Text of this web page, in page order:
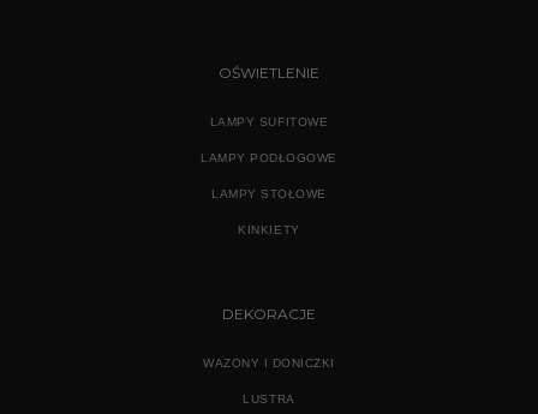
OŚWIETLENIE
LAMPY SUFITOWE
LAMPY PODŁOGOWE
LAMPY STOŁOWE
KINKIETY
DEKORACJE
WAZONY I DONICZKI
LUSTRA